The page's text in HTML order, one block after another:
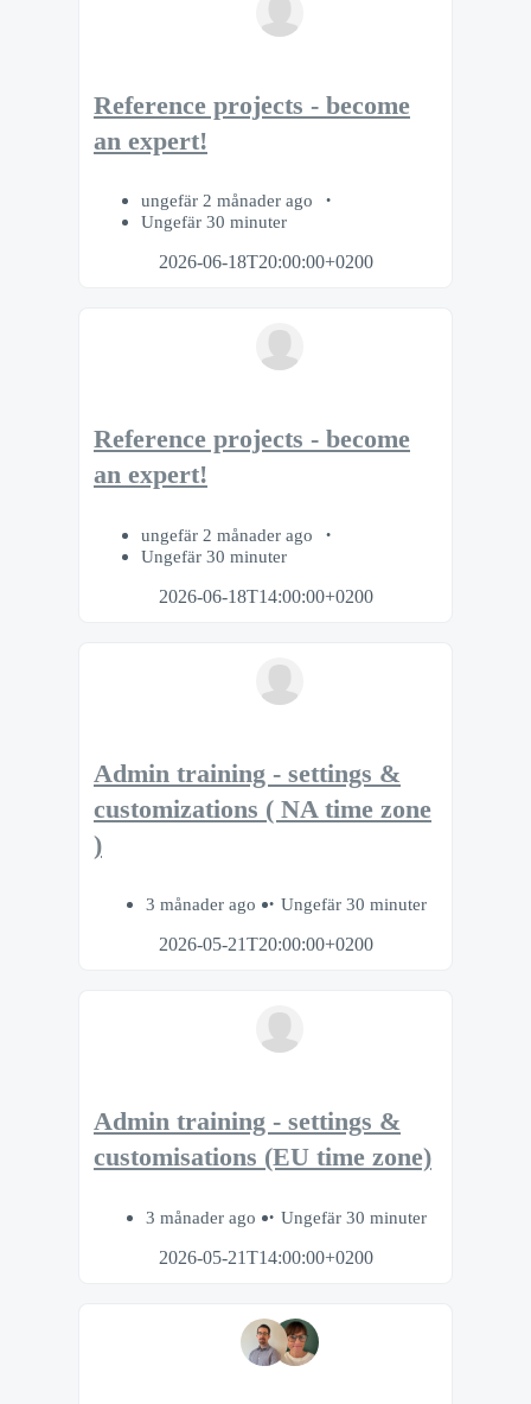
Reference projects - become
an expert!
ungefär 2 månader ago
Ungefär 30 minuter
2026-06-18T20:00:00+0200
Reference projects - become
an expert!
ungefär 2 månader ago
Ungefär 30 minuter
2026-06-18T14:00:00+0200
Admin training - settings &
customizations ( NA time zone
)
3 månader ago
Ungefär 30 minuter
2026-05-21T20:00:00+0200
Admin training - settings &
customisations (EU time zone)
3 månader ago
Ungefär 30 minuter
2026-05-21T14:00:00+0200